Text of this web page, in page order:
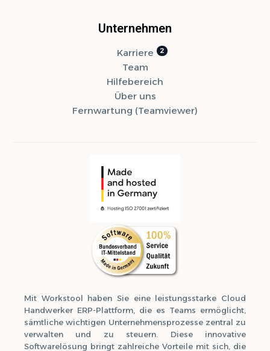
Unternehmen
Karriere
Team
Hilfebereich
Über uns
Fernwartung (Teamviewer)
Mit Workstool haben Sie eine leistungsstarke Cloud
Handwerker ERP-Plattform, die es Teams ermöglicht,
sämtliche wichtigen Unternehmensprozesse zentral zu
verwalten und zu steuern. Diese innovative
Softwarelösung bringt zahlreiche Vorteile mit sich, die